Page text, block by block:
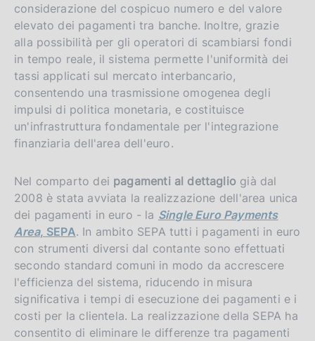
considerazione del cospicuo numero e del valore
elevato dei pagamenti tra banche. Inoltre, grazie
alla possibilità per gli operatori di scambiarsi fondi
in tempo reale, il sistema permette l'uniformità dei
tassi applicati sul mercato interbancario,
consentendo una trasmissione omogenea degli
impulsi di politica monetaria, e costituisce
un'infrastruttura fondamentale per l'integrazione
finanziaria dell'area dell'euro.
Nel comparto dei pagamenti al dettaglio già dal
2008 è stata avviata la realizzazione dell'area unica
dei pagamenti in euro - la Single Euro Payments
Area, SEPA. In ambito SEPA tutti i pagamenti in euro
con strumenti diversi dal contante sono effettuati
secondo standard comuni in modo da accrescere
l'efficienza del sistema, riducendo in misura
significativa i tempi di esecuzione dei pagamenti e i
costi per la clientela. La realizzazione della SEPA ha
consentito di eliminare le differenze tra pagamenti